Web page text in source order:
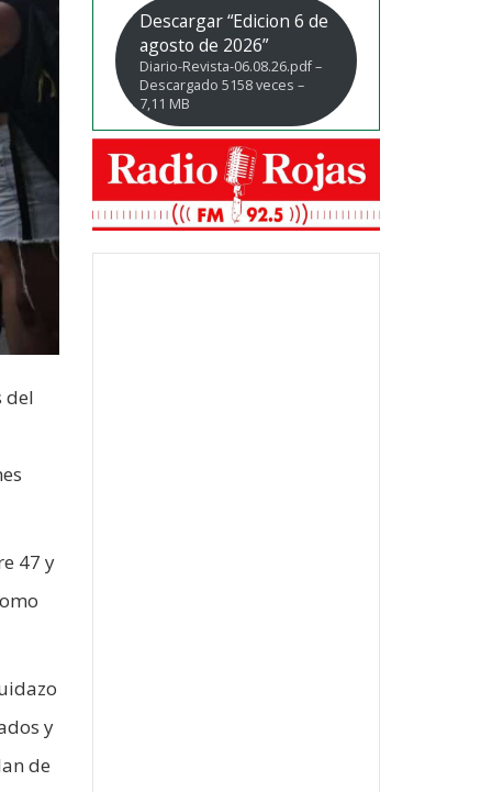
del
47 y
y
de
Descargar “Edicion 6 de
agosto de 2026”
Diario-Revista-06.08.26.pdf –
Descargado 5158 veces –
7,11 MB